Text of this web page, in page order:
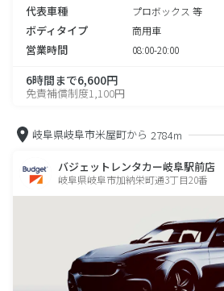
代表車種 プロボックス 等
ボディタイプ 商用車
営業時間 08:00-20:00
6時間まで6,600円
免責補償制度1,100円
岐阜県岐阜市米屋町から 2784m
バジェットレンタカー岐阜駅前店
岐阜県岐阜市加納栄町通3丁目20番